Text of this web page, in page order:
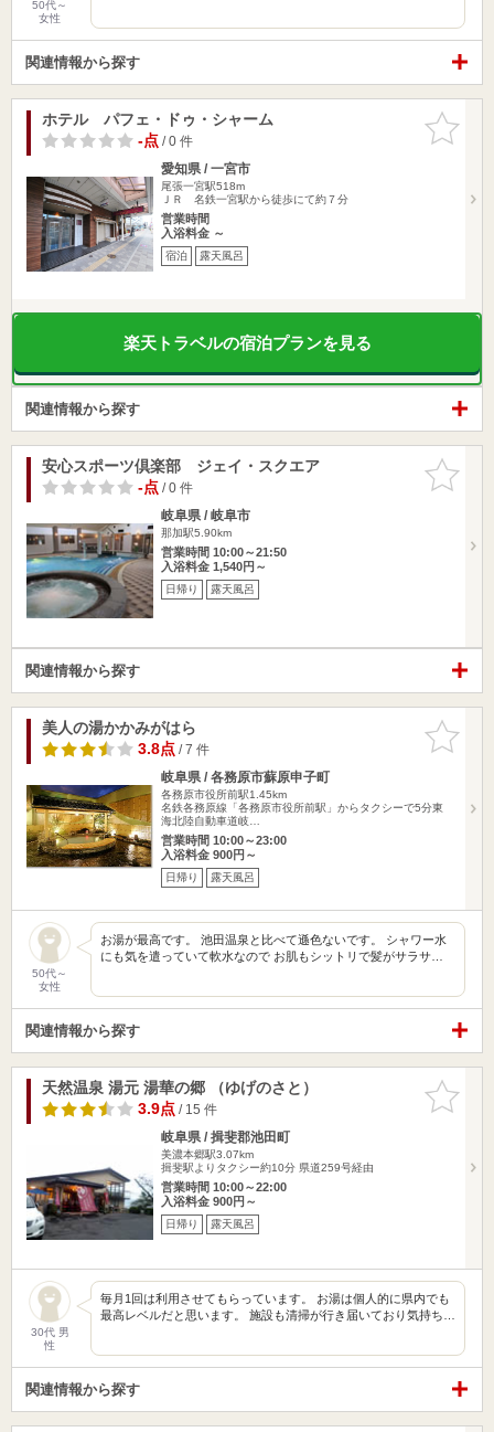
50代～
女性
関連情報から探す
お気に入
りに追加
ホテル パフェ・ドゥ・シャーム
-点/ 0 件
愛知県 / 一宮市
尾張一宮駅518m
ＪＲ 名鉄一宮駅から徒歩にて約７分
営業時間
入浴料金 ～
宿泊 露天風呂
楽天トラベルの宿泊プランを見る
関連情報から探す
お気に入
りに追加
安心スポーツ倶楽部 ジェイ・スクエア
-点/ 0 件
岐阜県 / 岐阜市
那加駅5.90km
営業時間 10:00～21:50
入浴料金 1,540円～
日帰り 露天風呂
関連情報から探す
お気に入
りに追加
美人の湯かかみがはら
3.8点/ 7 件
岐阜県 / 各務原市蘇原申子町
各務原市役所前駅1.45km
名鉄各務原線「各務原市役所前駅」からタクシーで5分東
海北陸自動車道岐…
営業時間 10:00～23:00
入浴料金 900円～
日帰り 露天風呂
50代～
女性
お湯が最高です。 池田温泉と比べて遜色ないです。 シャワー水
にも気を遣っていて軟水なので お肌もシットリで髪がサラサ…
関連情報から探す
お気に入
りに追加
天然温泉 湯元 湯華の郷 （ゆげのさと）
3.9点/ 15 件
岐阜県 / 揖斐郡池田町
美濃本郷駅3.07km
揖斐駅よりタクシー約10分 県道259号経由
営業時間 10:00～22:00
入浴料金 900円～
日帰り 露天風呂
30代 男
性
毎月1回は利用させてもらっています。 お湯は個人的に県内でも
最高レベルだと思います。 施設も清掃が行き届いており気持ち…
関連情報から探す